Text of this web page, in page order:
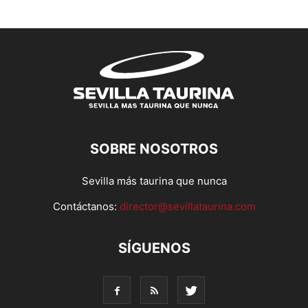
SOBRE NOSOTROS
Sevilla más taurina que nunca
Contáctanos: director@sevillataurina.com
SÍGUENOS